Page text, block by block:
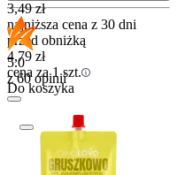
3,49 zł
najniższa cena z 30 dni
przed obniżką
4,79 zł
cena za 1 szt.
Do koszyka
5.0
z 60 opinii